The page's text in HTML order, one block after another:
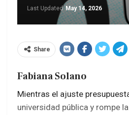
Last UpdatedMay 14, 2026
Share
Fabiana Solano
Mientras el ajuste
universidad pública y rompe